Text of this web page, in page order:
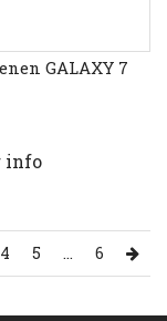
GALAXY 7
info
4 5 ... 6